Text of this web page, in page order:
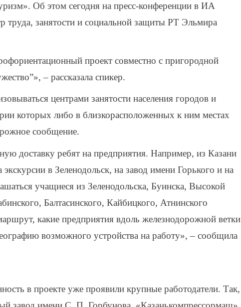
Об этом сегодня на пресс-конференции в ИА
труда, занятости и социальной защиты РТ Эльмира
проект совместно с пригородной
– рассказала спикер.
центрами занятости населения городов и
которых либо в близкорасположенных к ним местах
сообщение.
доставку ребят на предприятия. Например, из Казани
в Зеленодольск, на завод имени Горького и на
учащиеся из Зеленодольска, Буинска, Высокой
Балтасинского, Кайбицкого, Атнинского
какие предприятия вдоль железнодорожной ветки
возможного устройства на работу», – сообщила
в проекте уже проявили крупные работодатели. Так,